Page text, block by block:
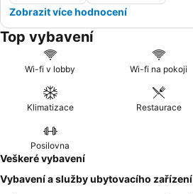
Zobrazit více hodnocení
Top vybavení
Wi-fi v lobby Wi-fi na pokoji
Klimatizace Restaurace
Posilovna
Veškeré vybavení
Vybavení a služby ubytovacího zařízení